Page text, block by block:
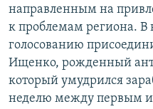
направленным на
к проблемам региона. В
голосованию
Ищенко, рожденный
который умудрился
неделю между первым